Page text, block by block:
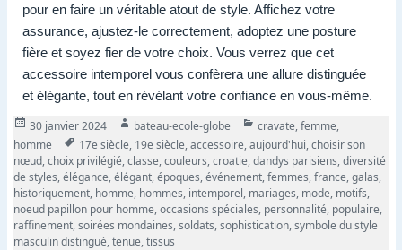
pour en faire un véritable atout de style. Affichez votre
assurance, ajustez-le correctement, adoptez une posture
fière et soyez fier de votre choix. Vous verrez que cet
accessoire intemporel vous confèrera une allure distinguée
et élégante, tout en révélant votre confiance en vous-même.
Publié
30 janvier 2024 Auteur
bateau-ecole-globe Catégories
cravate,femme,
homme
Tags
17e siècle, 19e siècle,accessoire,aujourd'hui,choisir son
nœud,choix privilégié,classe,couleurs,croatie,dandys parisiens,diversité
de styles,élégance,élégant,époques,événement,femmes,france,galas,
historiquement, homme, hommes, intemporel, mariages, mode, motifs,
noeud papillon pour homme,occasions spéciales, personnalité, populaire,
raffinement,soirées mondaines,soldats,sophistication,symbole du style
masculin distingué,tenue,tissus